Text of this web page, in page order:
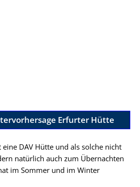
Erfurter Hütte
DAV Hütte und als solche nicht
natürlich auch zum Übernachten
im Sommer und im Winter